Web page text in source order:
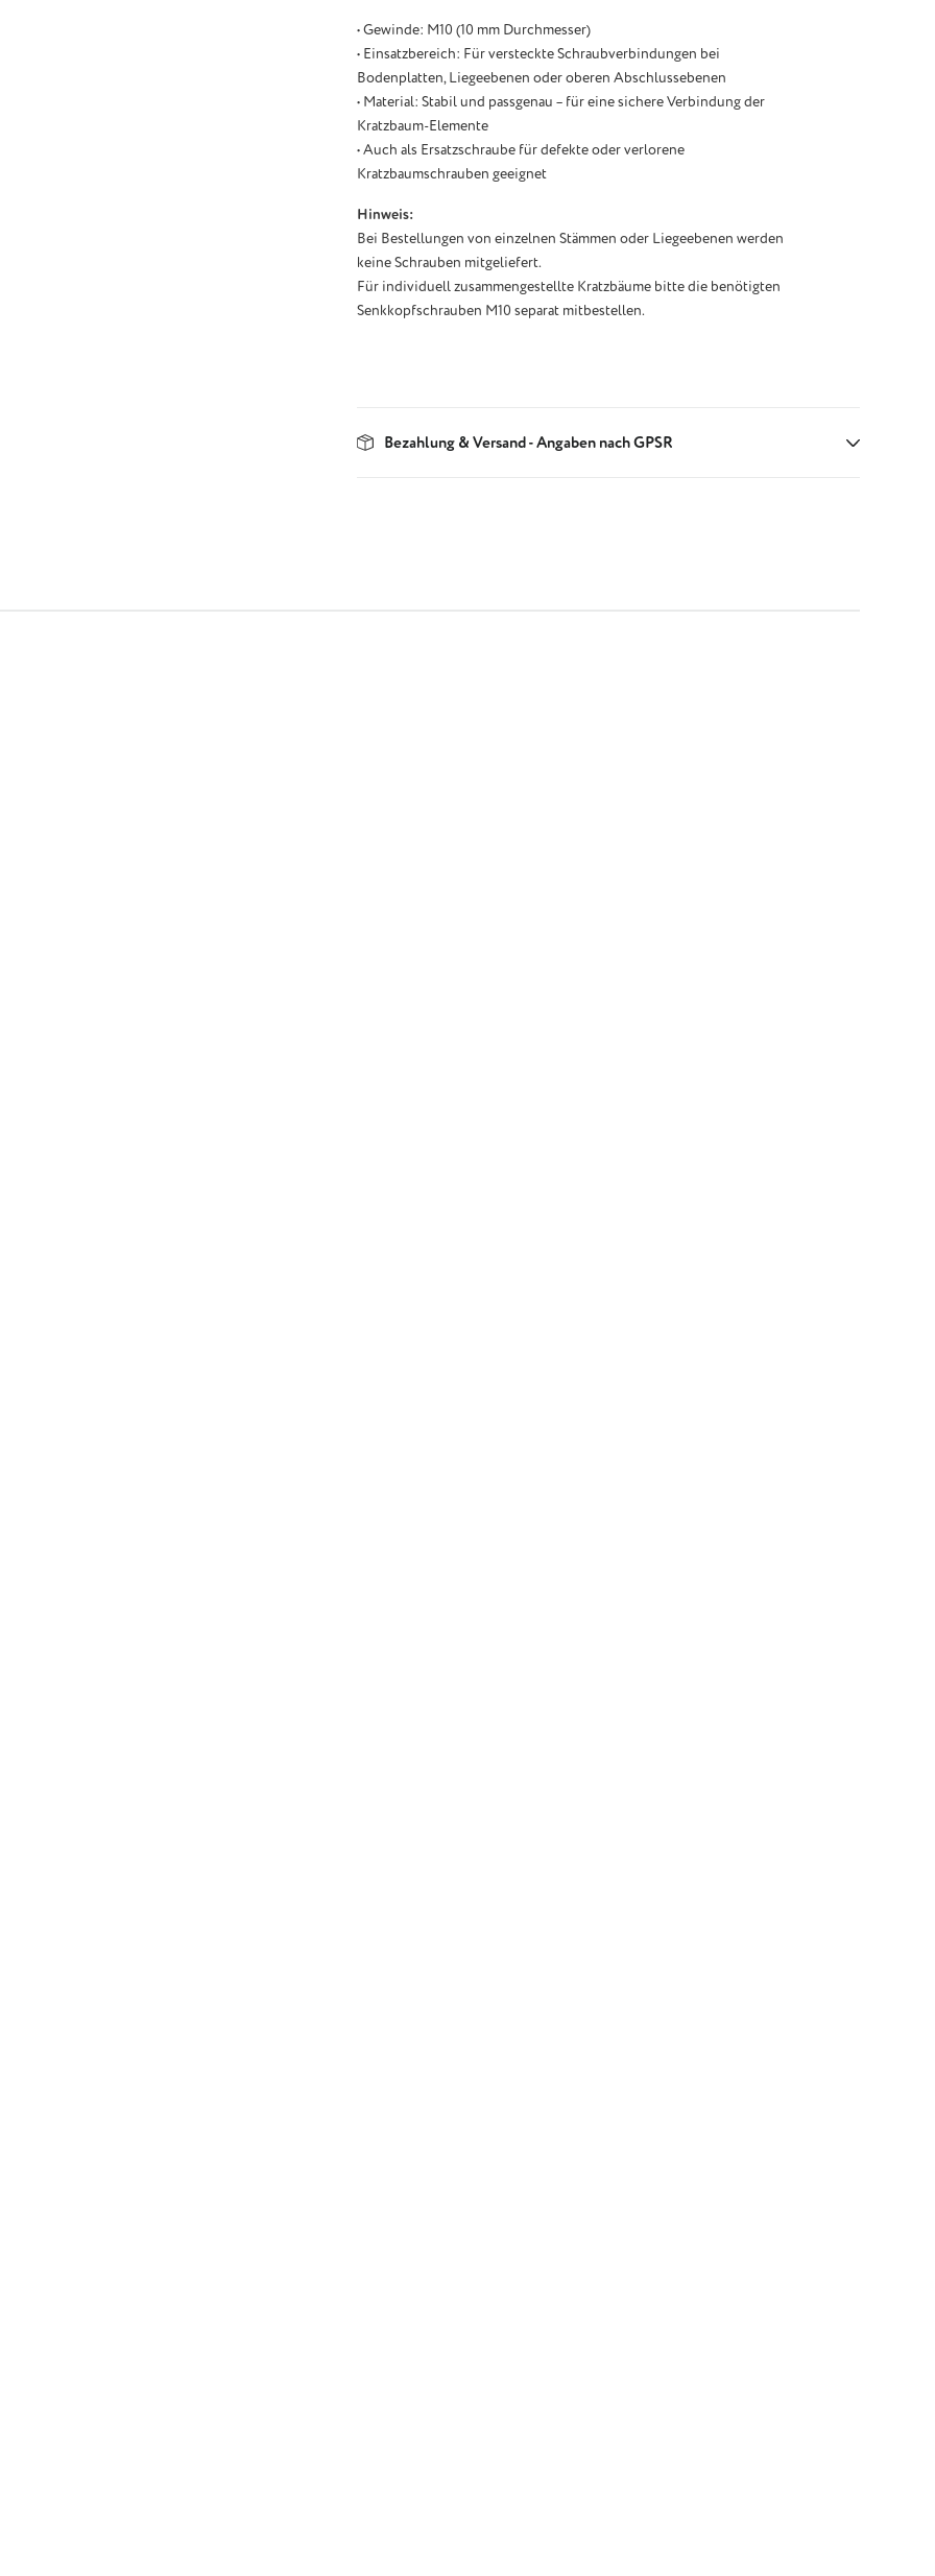
• Gewinde: M10 (10 mm Durchmesser)
• Einsatzbereich: Für versteckte Schraubverbindungen bei
Bodenplatten, Liegeebenen oder oberen Abschlussebenen
• Material: Stabil und passgenau – für eine sichere Verbindung der
Kratzbaum-Elemente
• Auch als Ersatzschraube für defekte oder verlorene
Kratzbaumschrauben geeignet
Hinweis:
Bei Bestellungen von einzelnen Stämmen oder Liegeebenen werden
keine Schrauben mitgeliefert.
Für individuell zusammengestellte Kratzbäume bitte die benötigten
Senkkopfschrauben M10 separat mitbestellen.
Bezahlung & Versand - Angaben nach GPSR
Sternen